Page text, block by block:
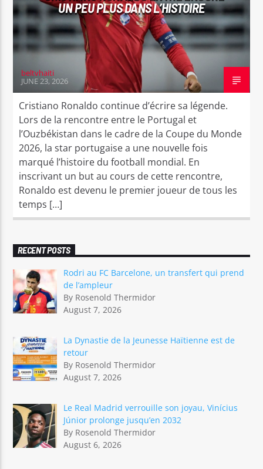
UN PEU PLUS DANS L’HISTOIRE
beltvhaiti
JUNE 23, 2026
Cristiano Ronaldo continue d’écrire sa légende.
Lors de la rencontre entre le Portugal et
l’Ouzbékistan dans le cadre de la Coupe du Monde
2026, la star portugaise a une nouvelle fois
marqué l’histoire du football mondial. En
inscrivant un but au cours de cette rencontre,
Ronaldo est devenu le premier joueur de tous les
temps […]
RECENT POSTS
Rodri au FC Barcelone, un transfert qui prend
de l’ampleur
By Rosenold Thermidor
August 7, 2026
La Dynastie de la Jeunesse Haïtienne est de
retour
By Rosenold Thermidor
August 7, 2026
Le Real Madrid verrouille son joyau, Vinícius
Júnior prolonge jusqu’en 2032
By Rosenold Thermidor
August 6, 2026